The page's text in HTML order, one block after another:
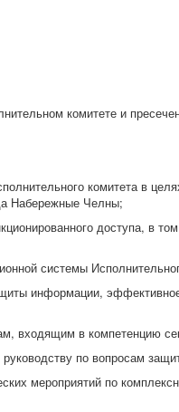
комитете и
комитета в
Набережные Челны;
доступа, в
системы
информации,
входящим в компетенцию
руководству по вопросам
мероприятий по